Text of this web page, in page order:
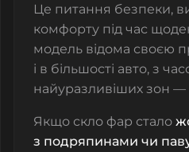
Це питання безпеки,
комфорту під час
модель відома своєю
і в більшості авто, з
найуразливіших зон —
Якщо скло фар стало
з подряпинами чи